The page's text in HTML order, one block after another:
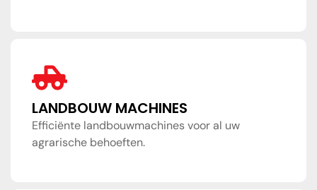
LANDBOUW MACHINES
Efficiënte landbouwmachines voor al uw
agrarische behoeften.